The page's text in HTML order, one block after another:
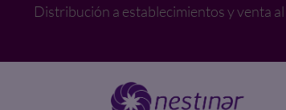
Distribución a establecimientos y venta